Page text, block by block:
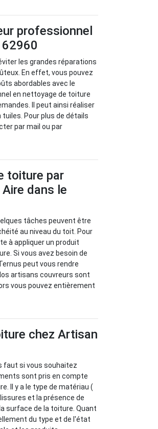
professionnel
les grandes réparations
En effet, vous pouvez
abordables avec le
en nettoyage de toiture
Il peut ainsi réaliser
Pour plus de détails
par mail ou par
toiture par
dans le
tâches peuvent être
au niveau du toit. Pour
à appliquer un produit
Si vous avez besoin de
peut vous rendre
artisans couvreurs sont
vous pouvez entièrement
chez Artisan
faut si vous souhaitez
sont pris en compte
Il y a le type de matériau (
et la présence de
surface de la toiture. Quant
du type et de l'état